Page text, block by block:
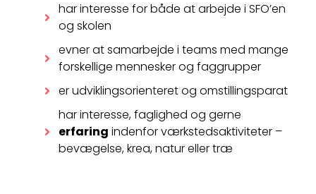
har interesse for både at arbejde i SFO’en
og skolen
evner at samarbejde i teams med mange
forskellige mennesker og faggrupper
er udviklingsorienteret og omstillingsparat
har interesse, faglighed og gerne
erfaring indenfor værkstedsaktiviteter –
bevægelse, krea, natur eller træ